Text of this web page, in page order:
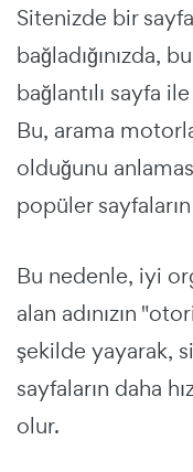
Sitenizde bir
bağladığınızda,
bağlantılı sayfa
Bu, arama
olduğunu
popüler
Bu nedenle, iyi
alan adınızın
şekilde yayarak,
sayfaların daha
olur.